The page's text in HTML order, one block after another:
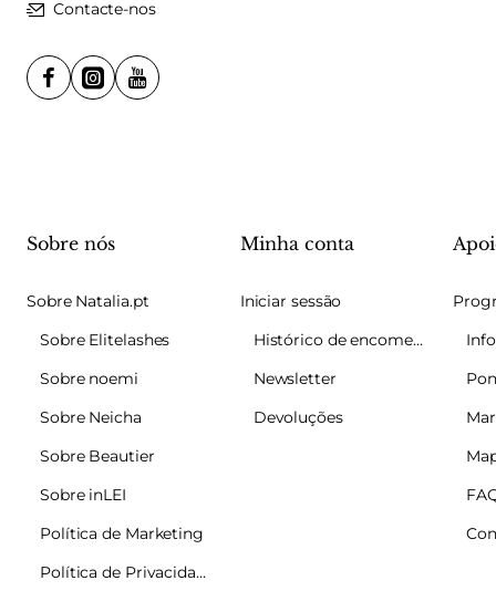
Contacte-nos
Sobre nós
Sobre Natalia.pt
Sobre Elitelashes
Sobre noemi
Sobre Neicha
Sobre Beautier
Sobre inLEI
Política de Marketing
Política de Privacidade
Minha conta
Iniciar sessão
Histórico de encomendas
Newsletter
Devoluções